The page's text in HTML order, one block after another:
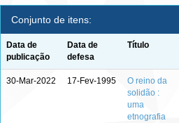
Conjunto de itens:
Data de
publicação
Data de
defesa
Título
30-Mar-2022 17-Fev-1995
O reino da
solidão :
uma
etnografia